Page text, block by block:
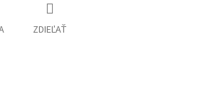
ZDIEĽAŤ